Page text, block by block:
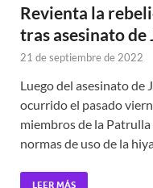
Revienta la
tras asesinato de
21 de septiembre de 2022
Luego del asesinato de
ocurrido el pasado
miembros de la
normas de uso de la
LEER MÁS